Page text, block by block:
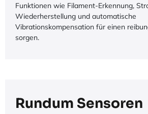
Funktionen wie Filament-Erkennung,
Wiederherstellung und automatische
Vibrationskompensation für einen
sorgen.
Rundum Sensoren